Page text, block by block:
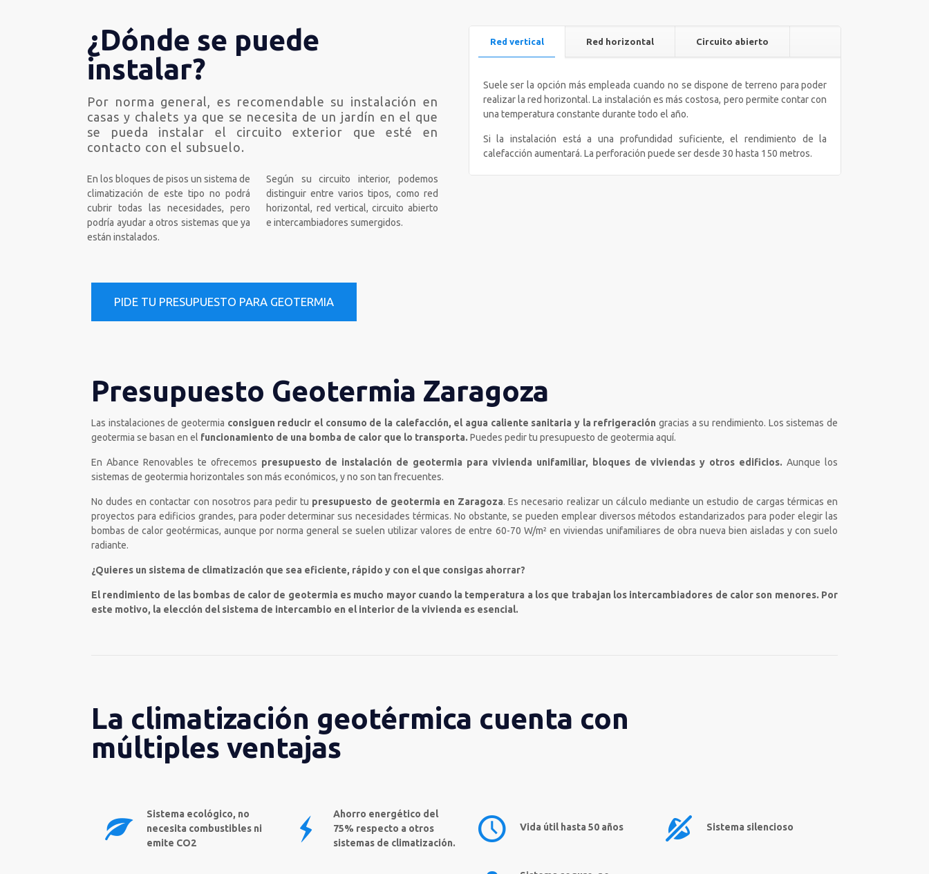
¿Dónde se puede
instalar?
Por norma general, es recomendable su instalación en
casas y chalets ya que se necesita de un jardín en el que
se pueda instalar el circuito exterior que esté en
contacto con el subsuelo.
En los bloques de pisos un sistema de
climatización de este tipo no podrá
cubrir todas las necesidades, pero
podría ayudar a otros sistemas que ya
están instalados.
Según su circuito interior, podemos
distinguir entre varios tipos, como red
horizontal, red vertical, circuito abierto
e intercambiadores sumergidos.
Red vertical Red horizontal Circuito abierto
Suele ser la opción más empleada cuando no se dispone de terreno para poder
realizar la red horizontal. La instalación es más costosa, pero permite contar con
una temperatura constante durante todo el año.
Si la instalación está a una profundidad suficiente, el rendimiento de la
calefacción aumentará. La perforación puede ser desde 30 hasta 150 metros.
PIDE TU PRESUPUESTO PARA GEOTERMIA
Presupuesto Geotermia Zaragoza
Las instalaciones de geotermia consiguen reducir el consumo de la calefacción, el agua caliente sanitaria y la refrigeración gracias a su rendimiento. Los sistemas de
geotermia se basan en el funcionamiento de una bomba de calor que lo transporta. Puedes pedir tu presupuesto de geotermia aquí.
En Abance Renovables te ofrecemos presupuesto de instalación de geotermia para vivienda unifamiliar, bloques de viviendas y otros edificios. Aunque los
sistemas de geotermia horizontales son más económicos, y no son tan frecuentes.
No dudes en contactar con nosotros para pedir tu presupuesto de geotermia en Zaragoza. Es necesario realizar un cálculo mediante un estudio de cargas térmicas en
proyectos para edificios grandes, para poder determinar sus necesidades térmicas. No obstante, se pueden emplear diversos métodos estandarizados para poder elegir las
bombas de calor geotérmicas, aunque por norma general se suelen utilizar valores de entre 60-70 W/m² en viviendas unifamiliares de obra nueva bien aisladas y con suelo
radiante.
¿Quieres un sistema de climatización que sea eficiente, rápido y con el que consigas ahorrar?
El rendimiento de las bombas de calor de geotermia es mucho mayor cuando la temperatura a los que trabajan los intercambiadores de calor son menores. Por
este motivo, la elección del sistema de intercambio en el interior de la vivienda es esencial.
La climatización geotérmica cuenta con
múltiples ventajas
Sistema ecológico, no
necesita combustibles ni
emite CO2
Ahorro energético del
75% respecto a otros
sistemas de climatización.
Vida útil hasta 50 años Sistema silencioso